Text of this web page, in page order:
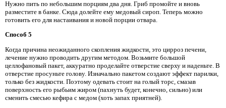
Нужно пить по небольшим порциям два дня. Гриб промойте и вновь
разместите в банке. Сюда долейте ему медовый сироп. Теперь можно
готовить его для настаивания и новой порции отвара.
Способ 5
Когда причина неожиданного скопления жидкости, это цирроз печени,
лечение нужно проводить другим методом. Возьмите большой
целлофановый пакет, аккуратно проделайте отверстие сверху и наденьте. В
отверстие просуньте голову. Изначально пакетом создают эффект парилки,
только без жидкости. Поэтому одевать стоит на голый торс, смазав
поверхность его рыбьим жиром (пахнуть будет, конечно, сильно) или
сменить смесью кефира с медом (хоть запах приятней).